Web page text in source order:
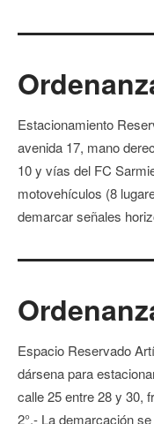
Estacionamiento
avenida 17, mano
10 y vías del FC
motovehículos (8
demarcar señales
Espacio Reservado
dársena para
calle 25 entre 28 y 30,
2°.- La demarcación